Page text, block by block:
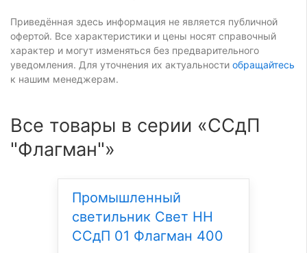
Приведённая здесь информация не является публичной
офертой. Все характеристики и цены носят справочный
характер и могут изменяться без предварительного
уведомления. Для уточнения их актуальности обращайтесь
к нашим менеджерам.
Все товары в серии «ССдП
"Флагман"»
Промышленный
светильник Свет НН
ССдП 01 Флагман 400